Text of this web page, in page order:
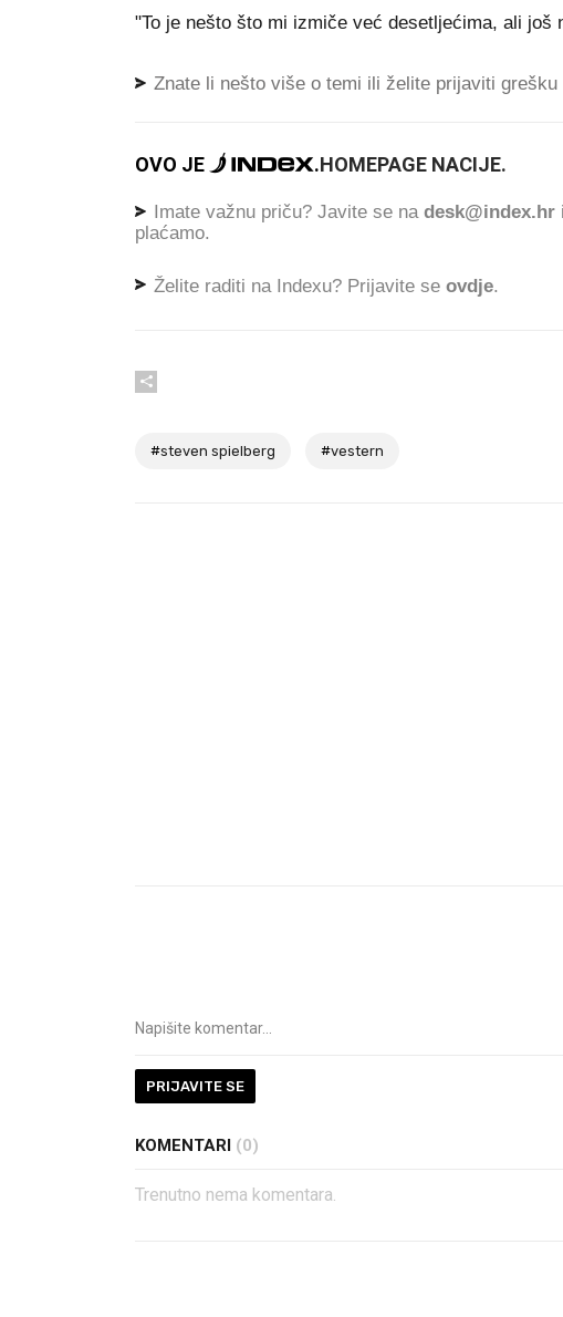
"To je nešto što mi izmiče već desetljećima, ali još
Znate li nešto više o temi ili želite prijaviti
OVO JE .HOMEPAGE NACIJE.
Imate važnu priču? Javite se na desk@index.hr
plaćamo.
Želite raditi na Indexu? Prijavite se ovdje.
#steven spielberg #vestern
PRIJAVITE SE
KOMENTARI (0)
Trenutno nema komentara.